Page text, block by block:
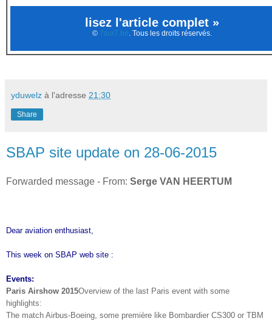
lisez l'article complet »
© 7sur7.be. Tous les droits réservés.
yduwelz à l'adresse 21:30
Share
SBAP site update on 28-06-2015
Forwarded message - From: Serge VAN HEERTUM
Dear aviation enthusiast,
This week on SBAP web site :
Events:
Paris Airshow 2015Overview of the last Paris event with some
highlights:
The match Airbus-Boeing, some première like Bombardier CS300 or TBM